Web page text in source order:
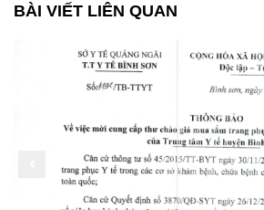
BÀI VIẾT LIÊN QUAN